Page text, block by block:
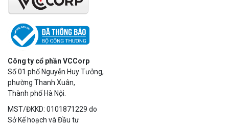
Công ty cổ phần VCCorp
Số 01 phố Nguyễn Huy Tưởng,
phường Thanh Xuân,
Thành phố Hà Nội.
MST/ĐKKD: 0101871229 do
Sở Kế hoạch và Đầu tư